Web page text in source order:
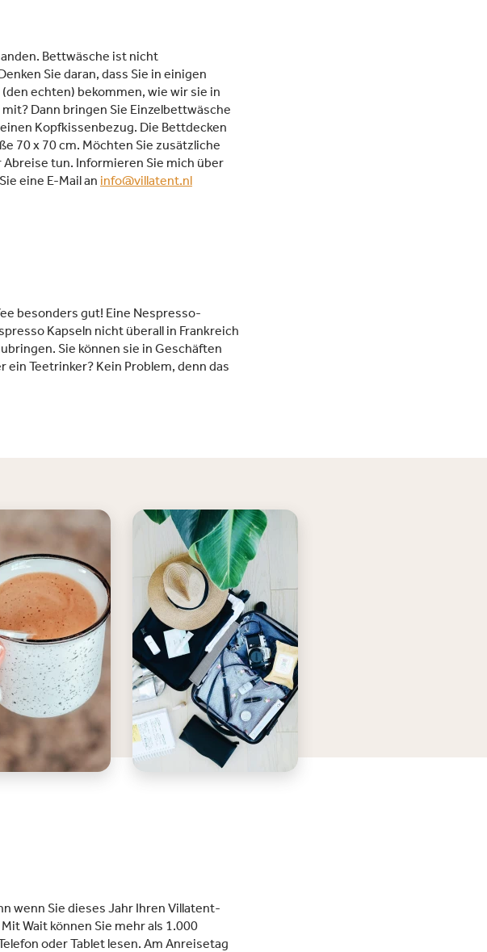
Bettwäsche ist nicht
Sie daran, dass Sie in einigen
echten) bekommen, wie wir sie in
Dann bringen Sie Einzelbettwäsche
Kopfkissenbezug. Die Bettdecken
70 x 70 cm. Möchten Sie zusätzliche
Abreise tun. Informieren Sie mich über
eine E-Mail an info@villatent.nl
besonders gut! Eine Nespresso-
Kapseln nicht überall in Frankreich
Sie können sie in Geschäften
ein Teetrinker? Kein Problem, denn das
wenn Sie dieses Jahr Ihren Villatent-
Wait können Sie mehr als 1.000
oder Tablet lesen. Am Anreisetag